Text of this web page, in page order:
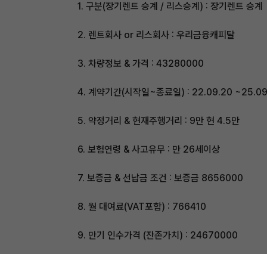
1. 구분(장기렌트 승계 / 리스승계) : 장기렌트 승계
2. 렌트회사 or 리스회사 : 우리금융캐피탈
3. 차량정보 & 가격 : 43280000
4. 계약기간(시작일~종료일) : 22.09.20
5. 약정거리 & 현재주행거리 : 9만 현 4.5만
6. 보험연령 & 사고유무 : 만 26세이상
7. 보증금 & 선납금 조건 : 보증금 8656000
8. 월 대여료(VAT포함) : 766410
9. 만기 인수가격 (잔존가치) : 24670000